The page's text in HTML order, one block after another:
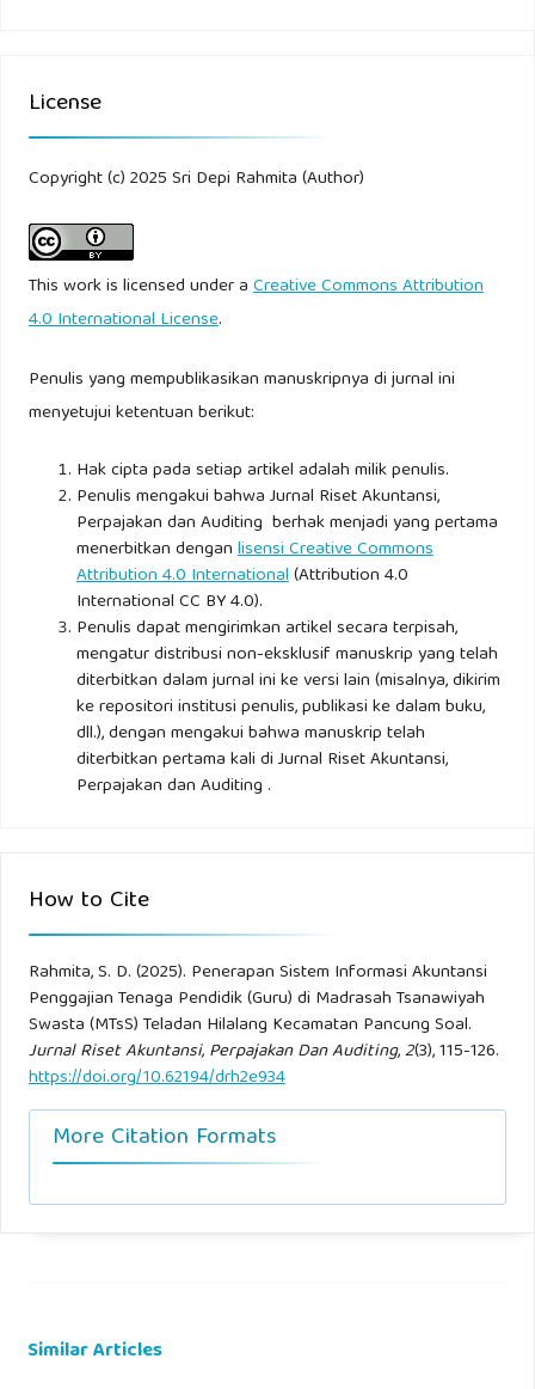
Indek.
Susmiyati Ummaya. (2017). Sistem Informasi Penggajian
Surabaya.
Surwadjono. (2015). Akuntansi Dasar dalam Bisnis. Jakarta:
Syamsir Indra. (2020). Sistem Akuntansi Penggajian Pada
Padang.
License
Copyright (c) 2025 Sri Depi Rahmita (Author)
This work is licensed under aCreative Commons Attribution
4.0 International License.
Penulis yang mempublikasikan manuskripnya di jurnal ini
menyetujui ketentuan berikut:
Hak cipta pada setiap artikel adalah milik penulis.
Penulis mengakui bahwa Jurnal Riset Akuntansi,
Perpajakan dan Auditing berhak menjadi yang pertama
menerbitkan denganlisensi Creative Commons
Attribution 4.0 International(Attribution 4.0
International CC BY 4.0).
Penulis dapat mengirimkan artikel secara terpisah,
mengatur distribusi non-eksklusif manuskrip yang telah
diterbitkan dalam jurnal ini ke versi lain (misalnya, dikirim
ke repositori institusi penulis, publikasi ke dalam buku,
dll.), dengan mengakui bahwa manuskrip telah
diterbitkan pertama kali di Jurnal Riset Akuntansi,
Perpajakan dan Auditing .
How to Cite
Rahmita, S. D. (2025). Penerapan Sistem Informasi Akuntansi
Penggajian Tenaga Pendidik (Guru) di Madrasah Tsanawiyah
Swasta (MTsS) Teladan Hilalang Kecamatan Pancung Soal.
Jurnal Riset Akuntansi, Perpajakan Dan Auditing,2(3), 115-126.
https://doi.org/10.62194/drh2e934
More Citation Formats
Similar Articles